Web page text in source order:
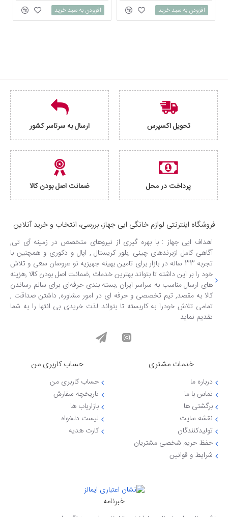
افزودن به سبد خرید افزودن به سبد خرید
تحویل اکسپرس ارسال به سرتاسر کشور
پرداخت در محل ضمانت اصل بودن کالا
فروشگاه اینترنتی لوازم خانگی ایی جهاز، بررسی، انتخاب و خرید آنلاین
اهداف ایی جهاز : با بهره گیری از نیروهای متخصص در زمینه آی تی,
آگاهی کامل ازبرندهای چینی ,بلور کریستال , اپال و دکوری و همچنین با
تجربه 33 ساله در بازار برای تامین بهینه جهیزیه نو عروسان سعی و تلاش
خود را بر این داشته تا بتواند بهترین خدمات ,ضمانت اصل بودن کالا ,هزینه
های ارسال مناسب به سراسر ایران ,بسته بندی حرفه‌ای برای سالم رساندن
کالا به مقصد, تیم تخصصی و حرفه ای در امور مشاوره, داشتن صداقت ,
تمامی تلاش خودرا به کاربسته تا بتواند لذت خریدی بی انتها را به شما
تقدیم نماید
خدمات مشتری
درباره ما
تماس با ما
برگشتی ها
نقشه سایت
تولیدکنندگان
حفظ حریم شخصی مشتریان
شرایط و قوانین
حساب کاربری من
حساب کاربری من
تاریخچه سفارش
بازاریاب ها
لیست دلخواه
کارت هدیه
خبرنامه